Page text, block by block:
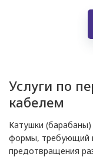
Услуги по
кабелем
Катушки (барабаны)
формы, требующий
предотвращения